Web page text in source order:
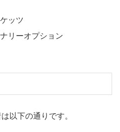
ッツ
リーオプション
以下の通りです。